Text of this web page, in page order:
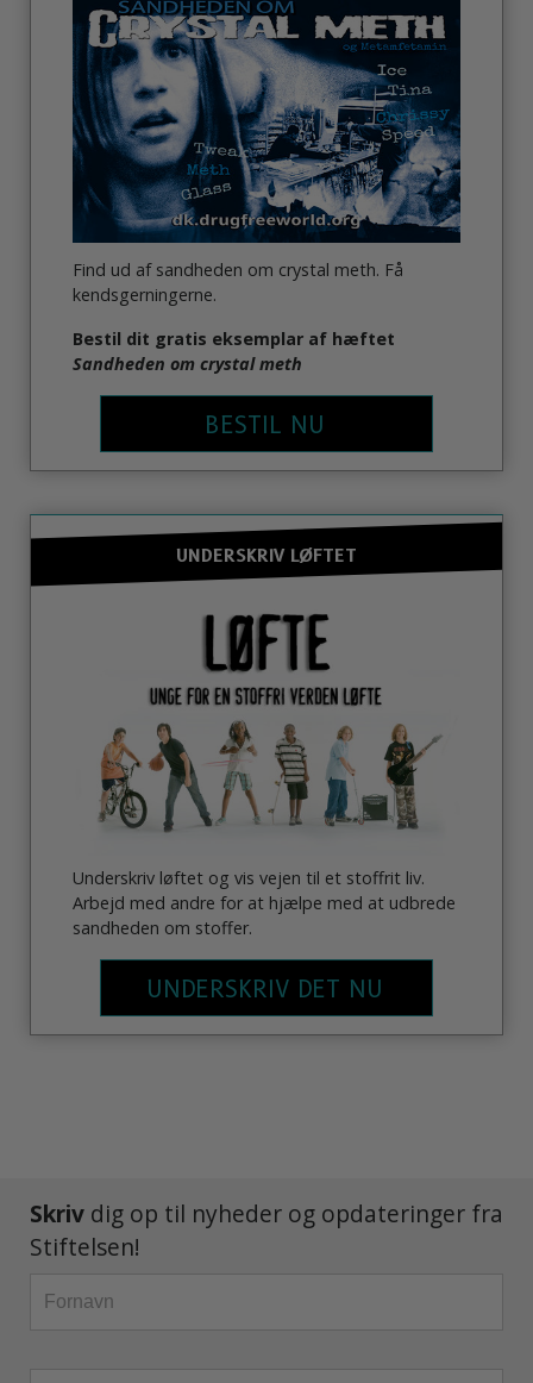
Find ud af sandheden om crystal meth. Få
kendsgerningerne.
Bestil dit gratis eksemplar af hæftet
Sandheden om crystal meth
BESTIL NU
UNDERSKRIV LØFTET
Underskriv løftet og vis vejen til et stoffrit liv.
Arbejd med andre for at hjælpe med at udbrede
sandheden om stoffer.
UNDERSKRIV DET NU
Skriv dig op til nyheder og opdateringer fra
Stiftelsen!